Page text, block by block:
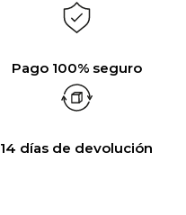
Pago 100% seguro
14 días de devolución